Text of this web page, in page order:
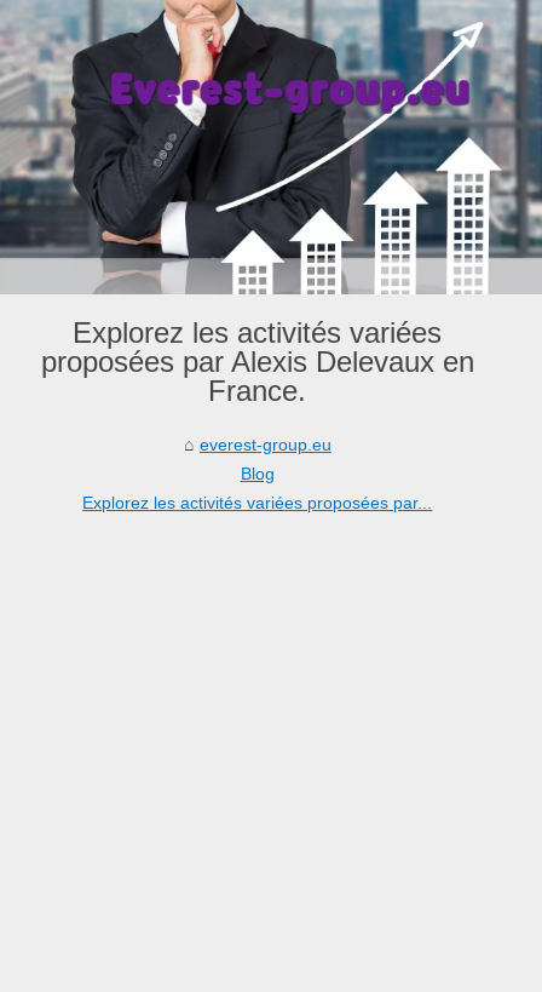
Explorez les activités variées
proposées par Alexis Delevaux en
France.
everest-group.eu
Blog
Explorez les activités variées proposées par...